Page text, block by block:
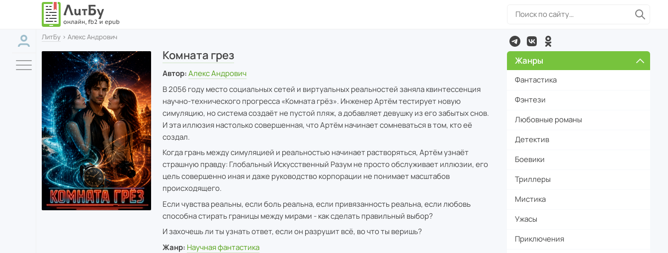
ЛитБу › Алекс Андрович
Комната грез
Автор: Алекс Андрович
В 2056 году место социальных сетей и виртуальных реальностей заняла квинтессенция
научно-технического прогресса «Комната грёз». Инженер Артём тестирует новую
симуляцию, но система создаёт не пустой пляж, а добавляет девушку из его забытых снов.
И эта иллюзия настолько совершенная, что Артём начинает сомневаться в том, кто её
создал.
Когда грань между симуляцией и реальностью начинает растворяться, Артём узнаёт
страшную правду: Глобальный Искусственный Разум не просто обслуживает иллюзии, его
цель совершенно иная и даже руководство корпорации не понимает масштабов
происходящего.
Если чувства реальны, если боль реальна, если привязанность реальна, если любовь
способна стирать границы между мирами - как сделать правильный выбор?
И захочешь ли ты узнать ответ, если он разрушит всё, во что ты веришь?
Жанр: Научная фантастика
Жанры
Фантастика
Фэнтези
Любовные романы
Детектив
Боевики
Триллеры
Мистика
Ужасы
Приключения